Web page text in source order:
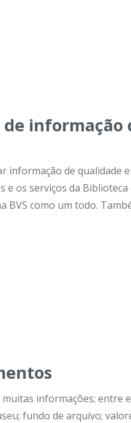
de
informação de
os serviços da
BVS como um todo.
informações; entre
fundo de arquivo;